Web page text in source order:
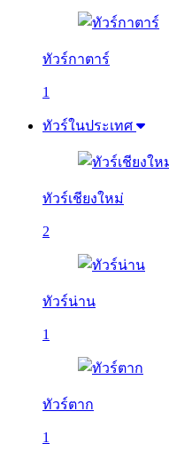
ทัวร์กาตาร์
1
ทัวร์ในประเทศ
ทัวร์เชียงใหม่
2
ทัวร์น่าน
1
ทัวร์ตาก
1